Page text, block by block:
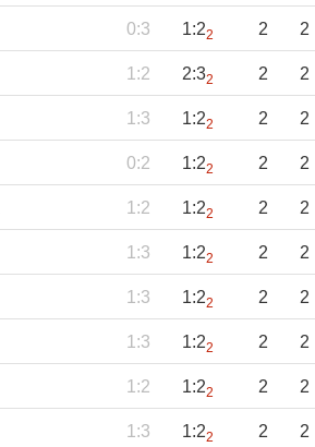
0:3 1:22 2 2
1:2 2:32 2 2
1:3 1:22 2 2
0:2 1:22 2 2
1:2 1:22 2 2
1:3 1:22 2 2
1:3 1:22 2 2
1:3 1:22 2 2
1:2 1:22 2 2
1:3 1:22 2 2